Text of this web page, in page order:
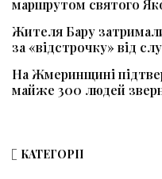
маршрутом святого
Жителя Бару
за «відстрочку» від
На Жмеринщині
майже 300 людей
КАТЕГОРІЇ